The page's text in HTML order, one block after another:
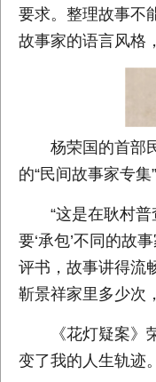
要求。整理故事不
故事家的语言风格
杨荣国的首部
的“民间故事家专集”
“这是在耿村
要‘承包’不同的故
评书，故事讲得流
靳景祥家里多少次
《花灯疑案
变了我的人生轨迹